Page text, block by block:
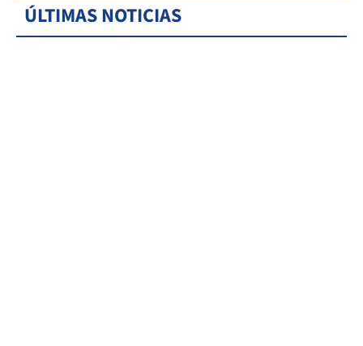
ÚLTIMAS NOTICIAS